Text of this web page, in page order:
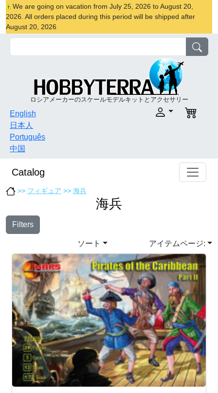
We are going on vacation from July 25, 2026 to August 20,
2026. All orders placed during this period will be shipped after
August 20, 2026
ロシアメーカーのスケールモデルキットとアクセサリー
English
日本人
Português
中国
Catalog
>> フィギュア >> 海兵
海兵
Filters
ソート アイテムページ: